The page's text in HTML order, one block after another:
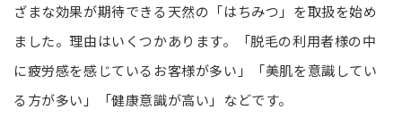
ざまな効果が期待できる天然の「はちみつ」を取扱を始め
ました。理由はいくつかあります。「脱毛の利用者様の中
に疲労感を感じているお客様が多い」「美肌を意識してい
る方が多い」「健康意識が高い」などです。